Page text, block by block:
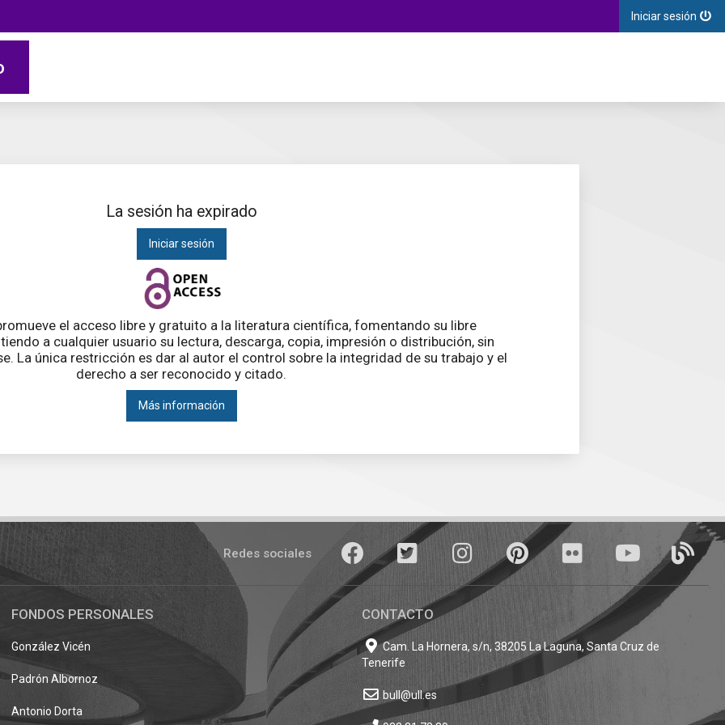
Iniciar sesión
La sesión ha expirado
Iniciar sesión
el acceso libre y gratuito a la literatura científica, fomentando su libre
a cualquier usuario su lectura, descarga, copia, impresión o distribución, sin
La única restricción es dar al autor el control sobre la integridad de su trabajo y el
derecho a ser reconocido y citado.
Más información
Redes sociales Facebook Twitter Instagram Pinterest youTube Blogs
FONDOS PERSONALES
González Vicén
Padrón Albornoz
Antonio Dorta
CONTACTO
Cam. La Hornera, s/n, 38205 La Laguna, Santa Cruz de
Tenerife
bull@ull.es